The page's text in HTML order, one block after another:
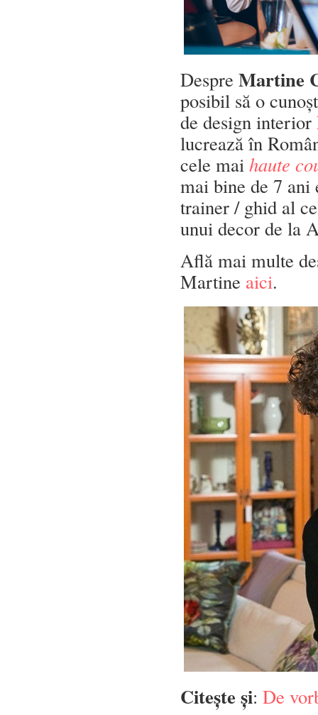
Despre Martine
posibil să o
de design interior
lucrează în
cele mai haute
mai bine de 7 ani
trainer / ghid al
unui decor de la
Află mai multe
Martine aici.
Citește și: De